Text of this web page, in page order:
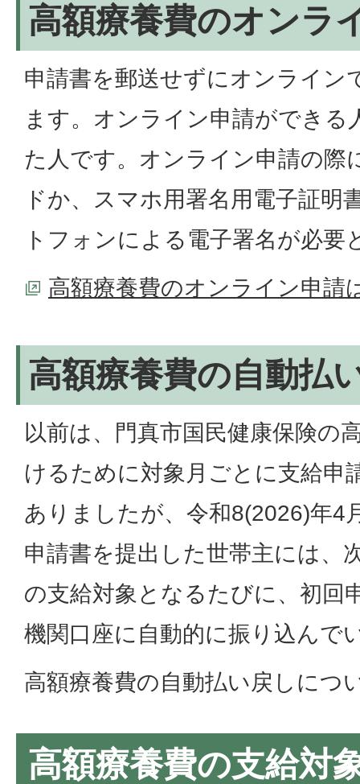
高額療養費のオンラ
申請書を郵送せずにオンライン
ます。オンライン申請ができる
た人です。オンライン申請の際
ドか、スマホ用署名用電子証明
トフォンによる電子署名が必要
高額療養費のオンライン申請
高額療養費の自動払
以前は、門真市国民健康保険の
けるために対象月ごとに支給申
ありましたが、令和8(2026)年4
申請書を提出した世帯主には、
の支給対象となるたびに、初回
機関口座に自動的に振り込んで
高額療養費の自動払い戻しにつ
高額療養費の支給対